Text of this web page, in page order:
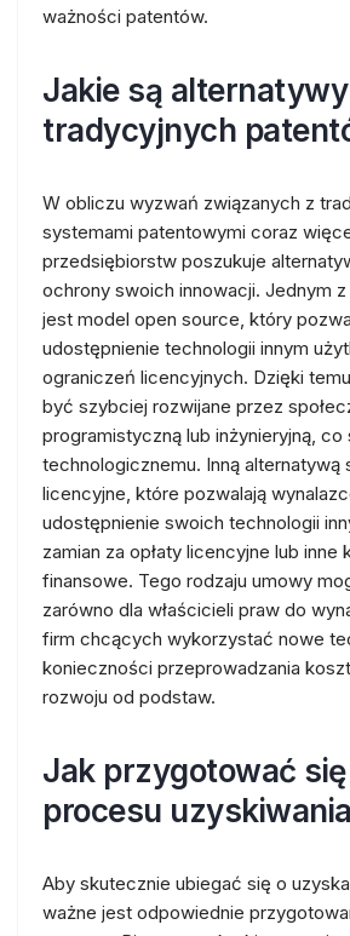
ważności patentów.
Jakie są
tradycyjnych
W obliczu wyzwań związanych z
systemami patentowymi coraz
przedsiębiorstw poszukuje
ochrony swoich innowacji. Jednym
jest model open source, który
udostępnienie technologii innym
ograniczeń licencyjnych. Dzięki
być szybciej rozwijane przez
programistyczną lub inżynieryjną,
technologicznemu. Inną alternatywą
licencyjne, które pozwalają
udostępnienie swoich technologii
zamian za opłaty licencyjne lub inne
finansowe. Tego rodzaju umowy
zarówno dla właścicieli praw do
firm chcących wykorzystać nowe
konieczności przeprowadzania
rozwoju od podstaw.
Jak przygotować
procesu
Aby skutecznie ubiegać się o
ważne jest odpowiednie